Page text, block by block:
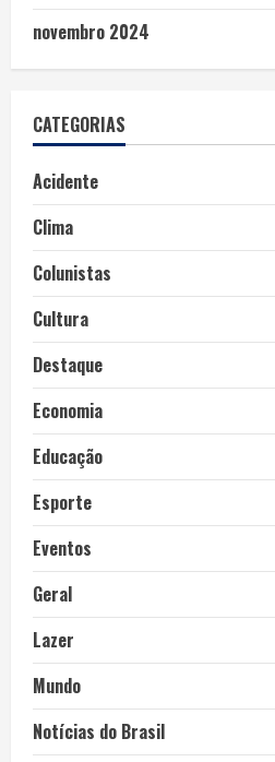
novembro 2024
CATEGORIAS
Acidente
Clima
Colunistas
Cultura
Destaque
Economia
Educação
Esporte
Eventos
Geral
Lazer
Mundo
Notícias do Brasil